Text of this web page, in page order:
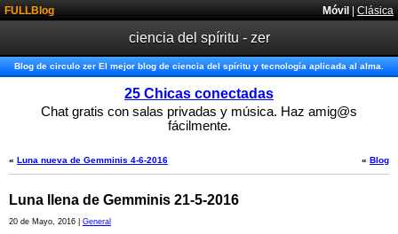
Móvil | Clásica
FULLBlog
ciencia del spíritu - zer
Blog de circulo zer El mejor blog de ciencia del spíritu y tecnología aplicada al alma.
25 Chicas conectadas
Chat gratis con salas privadas y música. Haz amig@s
fácilmente.
« Blog
« Luna nueva de Gemminis 4-6-2016
Luna llena de Gemminis 21-5-2016
20 de Mayo, 2016 | General